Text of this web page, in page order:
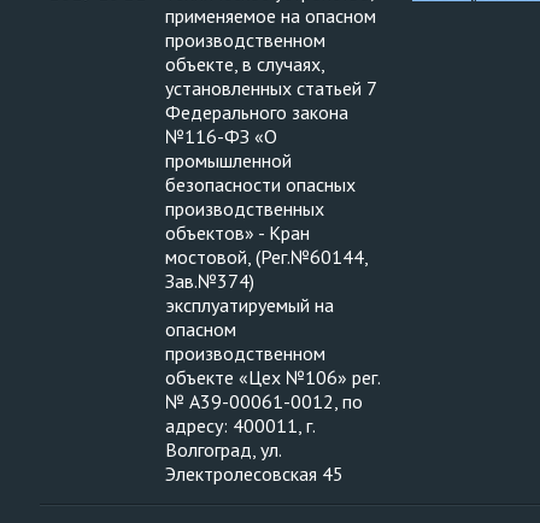
применяемое на опасном
производственном
объекте, в случаях,
установленных статьей 7
Федерального закона
№116-ФЗ «О
промышленной
безопасности опасных
производственных
объектов» - Кран
мостовой, (Рег.№60144,
Зав.№374)
эксплуатируемый на
опасном
производственном
объекте «Цех №106» рег.
№ А39-00061-0012, по
адресу: 400011, г.
Волгоград, ул.
Электролесовская 45